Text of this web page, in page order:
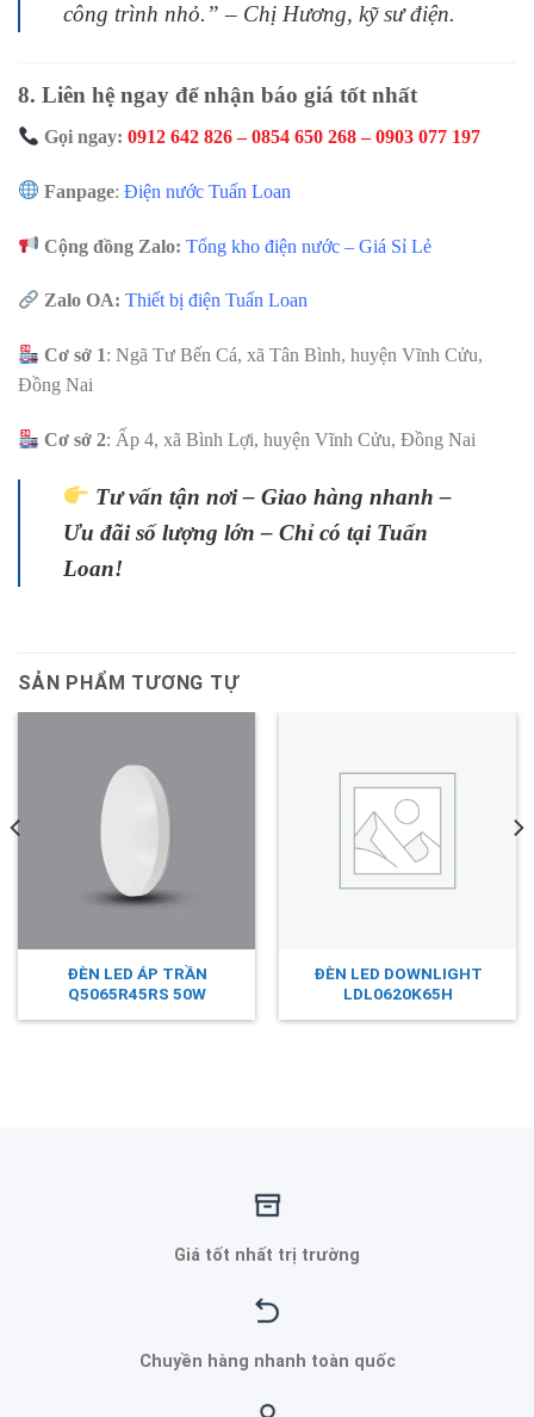
công trình nhỏ.” – Chị Hương, kỹ sư điện.
8. Liên hệ ngay để nhận báo giá tốt nhất
Gọi ngay:0912 642 826 – 0854 650 268 – 0903 077 197
Fanpage:Điện nước Tuấn Loan
Cộng đồng Zalo:Tổng kho điện nước – Giá Sỉ Lẻ
Zalo OA:Thiết bị điện Tuấn Loan
Cơ sở 1: Ngã Tư Bến Cá, xã Tân Bình, huyện Vĩnh Cửu,
Đồng Nai
Cơ sở 2: Ấp 4, xã Bình Lợi, huyện Vĩnh Cửu, Đồng Nai
Tư vấn tận nơi – Giao hàng nhanh –
Ưu đãi số lượng lớn – Chỉ có tại Tuấn
Loan!
SẢN PHẨM TƯƠNG TỰ
ĐÈN LED ÁP TRẦN
Q5065R45RS 50W
ĐÈN LED DOWNLIGHT
LDL0620K65H
Giá tốt nhất trị trường
Chuyền hàng nhanh toàn quốc